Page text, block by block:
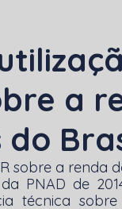
a
sobre a renda
PNAD de
técnica